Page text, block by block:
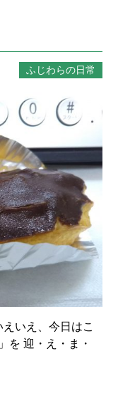
ふじわらの日常
いえ、今日はこ
を 迎・え・ま・